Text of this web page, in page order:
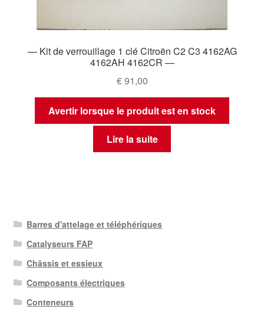
— Kit de verrouillage 1 clé Citroën C2 C3 4162AG
4162AH 4162CR —
€91,00
Avertir lorsque le produit est en stock
Lire la suite
Barres d'attelage et téléphériques
Catalyseurs FAP
Châssis et essieux
Composants électriques
Conteneurs